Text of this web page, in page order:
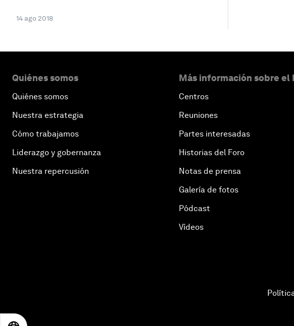
14 ago 2018
Quiénes somos
Quiénes somos
Nuestra estrategia
Cómo trabajamos
Liderazgo y gobernanza
Nuestra repercusión
Más información sobre el
Centros
Reuniones
Partes interesadas
Historias del Foro
Notas de prensa
Galería de fotos
Pódcast
Vídeos